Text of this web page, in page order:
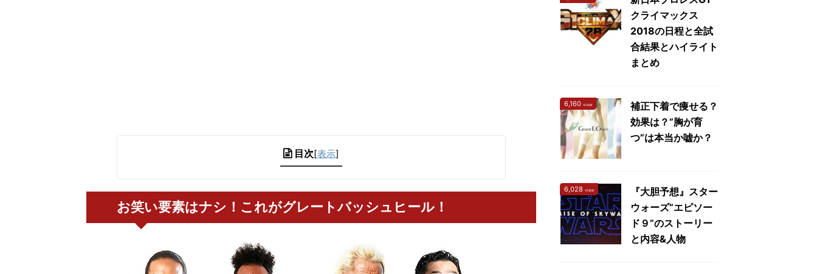
目次[表示]
お笑い要素はナシ！これがグレートバッシュヒール！
クライマックス
2018の日程と全試
合結果とハイライト
まとめ
6,160 view
補正下着で痩せる？
効果は？”胸が育
つ”は本当か嘘か？
6,028 view
『大胆予想』スター
ウォーズ”エピソー
ド９”のストーリー
と内容&人物